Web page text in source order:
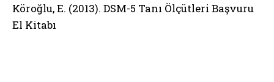
Köroğlu, E. (2013). DSM-5 Tanı Ölçütleri Başvuru
El Kitabı